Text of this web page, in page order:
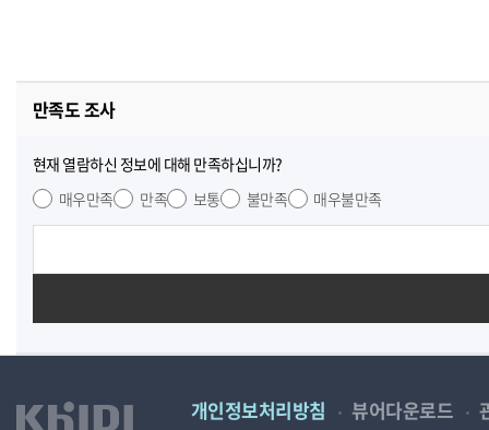
만족도 조사
현재 열람하신 정보에 대해 만족하십니까?
매우만족
만족 보통 불만족 매우불만족
개인정보처리방침 뷰어다운로드